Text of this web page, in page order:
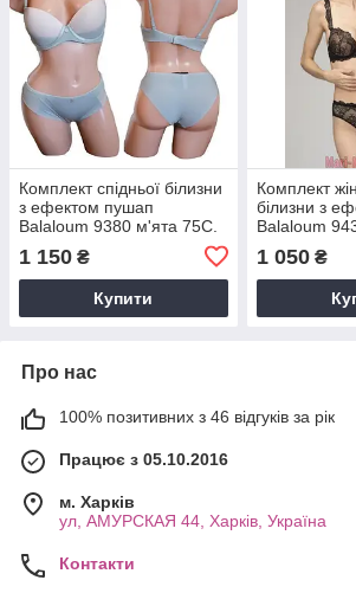
Комплект спідньої білизни
з ефектом пушап
Balaloum 9380 м'ята 75С.
1 150 ₴
Купити
Комплект
білизни з
Balaloum
1 050₴
Про нас
100% позитивних з 46 відгуків за рік
Працює з 05.10.2016
м. Харків
ул, АМУРСКАЯ 44, Харків, Україна
Контакти